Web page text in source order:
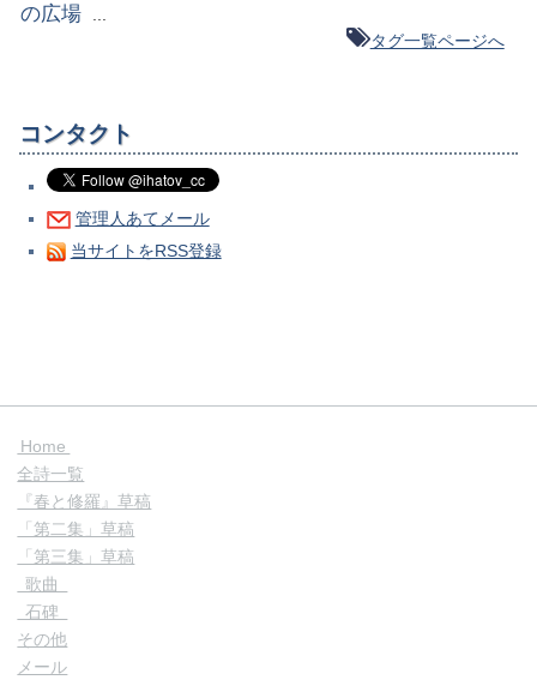
の広場
タグ一覧ページへ
コンタクト
管理人あてメール
当サイトをRSS登録
Home
全詩一覧
『春と修羅』草稿
「第二集」草稿
「第三集」草稿
歌曲
石碑
その他
メール